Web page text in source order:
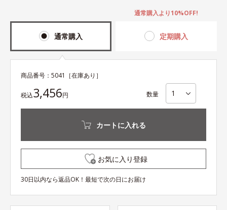
通常購入 定期購入
通常購入より10%OFF!
商品番号： 5041 ［在庫あり］
税込3,456円 数量
カートに入れる
お気に入り登録
30日以内なら返品OK！最短で次の日にお届け